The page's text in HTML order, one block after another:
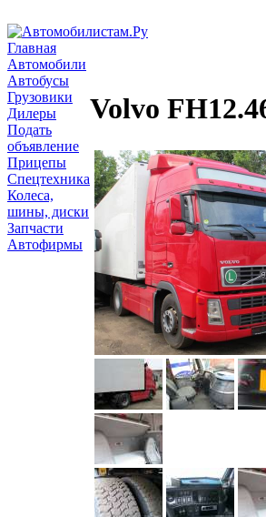
Главная
Автомобили
Автобусы
Грузовики
Дилеры
Подать
объявление
Прицепы
Спецтехника
Колеса,
шины, диски
Запчасти
Автофирмы
Volvo